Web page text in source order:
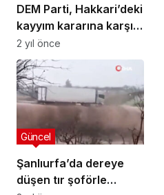
DEM Parti, Hakkari’deki
kayyım kararına karşı
bütün belediyeler
önünde nöbet eylemi
başlatıyor
2 yıl önce
Şanlıurfa’da dereye
düşen tır şoförle
Güncel